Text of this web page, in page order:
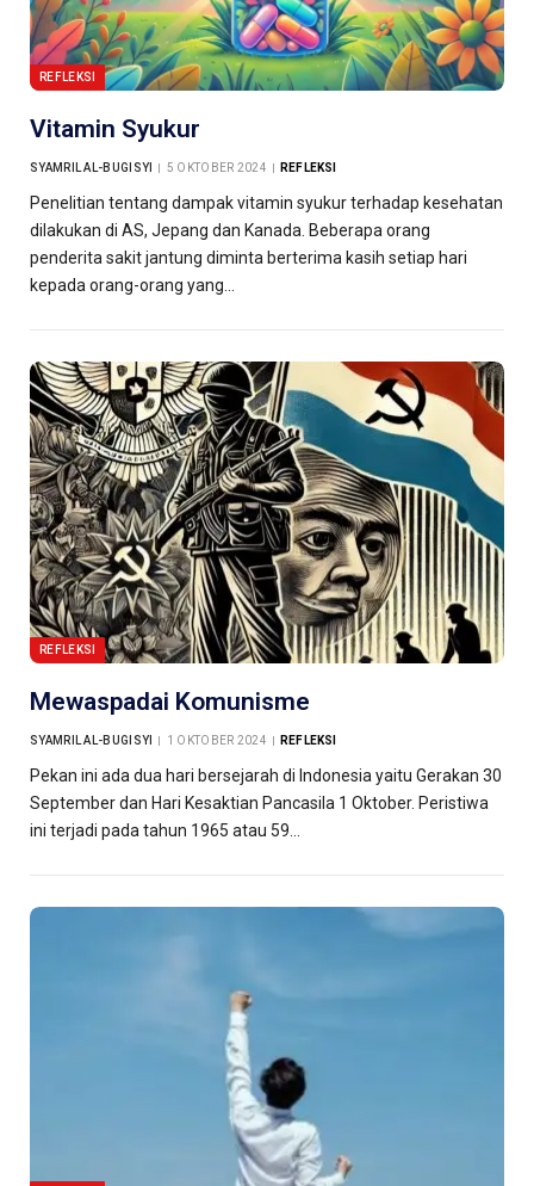
REFLEKSI
Vitamin Syukur
SYAMRIL AL-BUGISYI 5 OKTOBER 2024 REFLEKSI
Penelitian tentang dampak vitamin syukur terhadap kesehatan
dilakukan di AS, Jepang dan Kanada. Beberapa orang
penderita sakit jantung diminta berterima kasih setiap hari
kepada orang-orang yang…
REFLEKSI
Mewaspadai Komunisme
SYAMRIL AL-BUGISYI 1 OKTOBER 2024 REFLEKSI
Pekan ini ada dua hari bersejarah di Indonesia yaitu Gerakan 30
September dan Hari Kesaktian Pancasila 1 Oktober. Peristiwa
ini terjadi pada tahun 1965 atau 59…